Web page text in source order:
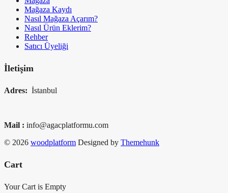
Mağaza Kaydı
Nasıl Mağaza Açarım?
Nasıl Ürün Eklerim?
Rehber
Satıcı Üyeliği
İletişim
Adres: İstanbul
Mail : info@agacplatformu.com
© 2026 woodplatform Designed by Themehunk
Cart
Your Cart is Empty